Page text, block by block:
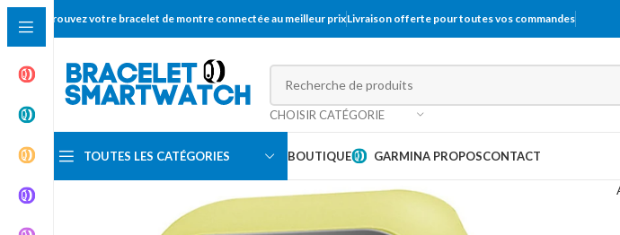
Trouvez votre bracelet de montre connectée au meilleur prixLivraison offerte pour toutes vos commandes
CHOISIR CATÉGORIE
TOUTES LES CATÉGORIES BOUTIQUE GARMINA PROPOSCONTACT